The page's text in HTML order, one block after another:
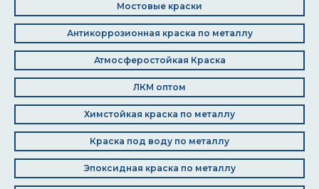
Мостовые краски
Антикоррозионная краска по металлу
Атмосферостойкая Краска
ЛКМ оптом
Химстойкая краска по металлу
Краска под воду по металлу
Эпоксидная краска по металлу